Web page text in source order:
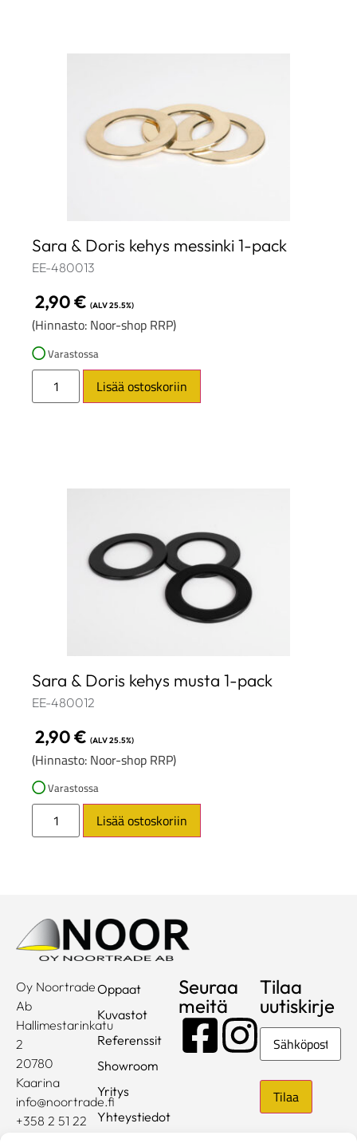
Sara & Doris kehys messinki 1-pack
EE-480013
2,90€ (ALV 25.5%)
(Hinnasto: Noor-shop RRP)
Varastossa
Lisää ostoskoriin
Sara & Doris kehys musta 1-pack
EE-480012
2,90€ (ALV 25.5%)
(Hinnasto: Noor-shop RRP)
Varastossa
Lisää ostoskoriin
Oy Noortrade
Ab
Hallimestarinkatu
2
20780
Kaarina
info@noortrade.fi
+358 2 51 22
Oppaat
Kuvastot
Referenssit
Showroom
Yritys
Yhteystiedot
Seuraa
meitä
Tilaa
uutiskirje
Sähköposti